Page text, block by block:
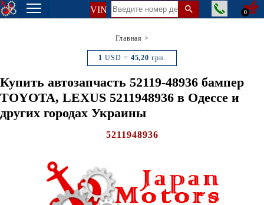
VIN 0
Главная >
1 USD = 45,20 грн.
Купить автозапчасть 52119-48936 бампер
TOYOTA, LEXUS 5211948936 в Одессе и
других городах Украины
5211948936